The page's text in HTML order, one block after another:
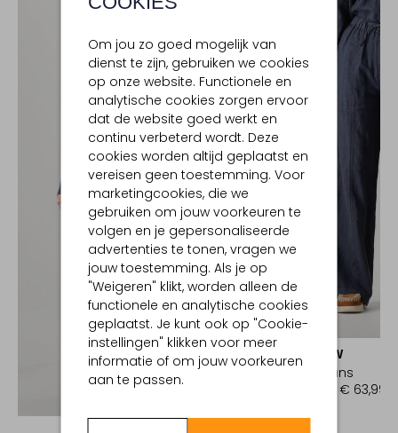
Om jou zo goed mogelijk van
dienst te zijn, gebruiken we cookies
op onze website. Functionele en
analytische cookies zorgen ervoor
dat de website goed werkt en
continu verbeterd wordt. Deze
cookies worden altijd geplaatst en
vereisen geen toestemming. Voor
marketingcookies, die we
gebruiken om jouw voorkeuren te
volgen en je gepersonaliseerde
advertenties te tonen, vragen we
jouw toestemming. Als je op
"Weigeren" klikt, worden alleen de
functionele en analytische cookies
geplaatst. Je kunt ook op "Cookie-
instellingen" klikken voor meer
informatie of om jouw voorkeuren
aan te passen.
-60%
MOSCOW
Wide jeans
€ 63,99